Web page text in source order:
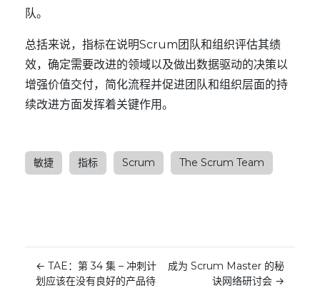
队。
总括来说，指标在说明Scrum团队和组织评估其绩
效，确定需要改进的领域以及做出数据驱动的决策以
增强价值交付，简化流程并促进团队和组织层面的持
续改进方面发挥着关键作用。
敏捷 指标 Scrum The Scrum Team
← TAE：第 34 集 – 冲刺计
划应该在没有良好的产品待
成为 Scrum Master 的秘
诀网络研讨会 →